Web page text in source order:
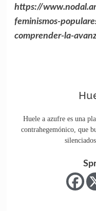
https://
feminismos-
comprender-la-
Huele a azufre es una
contrahegemónico, que